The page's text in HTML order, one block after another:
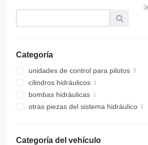
Categoría
unidades de control para pilotos
cilindros hidráulicos
bombas hidráulicas
otras piezas del sistema hidráulico
Categoría del vehículo